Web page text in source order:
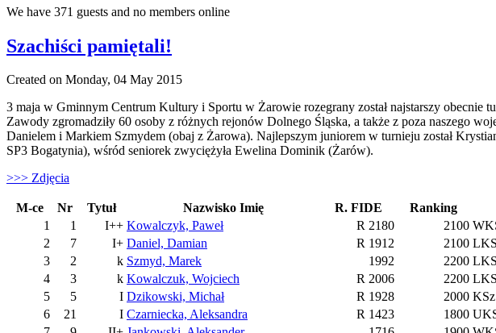
We have 371 guests and no members online
Szachiści pamiętali!
Created on Monday, 04 May 2015
3 maja w Gminnym Centrum Kultury i Sportu w Żarowie rozegrany został najstarszy
Zawody zgromadziły 60 osoby z różnych rejonów Dolnego Śląska, a także z poza naszego
Danielem i Markiem Szmydem (obaj z Żarowa). Najlepszym juniorem w turnieju został
SP3 Bogatynia), wśród seniorek zwyciężyła Ewelina Dominik (Żarów).
>>> Zdjęcia
M-ce Nr Tytuł Nazwisko Imię R. FIDE Ranking
1
1 I++ Kowalczyk, Paweł R 2180 2100
2
7 I+ Daniel, Damian R 1912 2100
3
2 k Szmyd, Marek 1992 2200
4
3 k Kowalczuk, Wojciech R 2006 2200
5
5 I Dzikowski, Michał R 1928 2000
6
21 I Czarniecka, Aleksandra R 1423 1800